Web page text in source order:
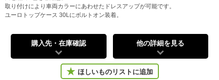
取り付けにより車両カラーにあわせたドレスアップが可能です。
ユーロトップケース 30Lにボルトオン装着。
購入先・在庫確認 他の詳細を見る
ほしいものリストに追加